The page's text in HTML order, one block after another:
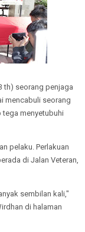
th) seorang penjaga
mencabuli seorang
tega menyetubuhi
pelaku. Perlakuan
di Jalan Veteran,
sembilan kali,"
di halaman